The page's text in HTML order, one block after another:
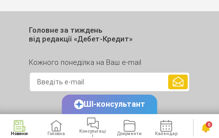
Головне за тиждень
від редакції «Дебет-Кредит»
Кожного понеділка на Ваш e-mail
Новини Головна
Консультаці
ї
Документи Календар Сервіси
0
ШІ-консультант